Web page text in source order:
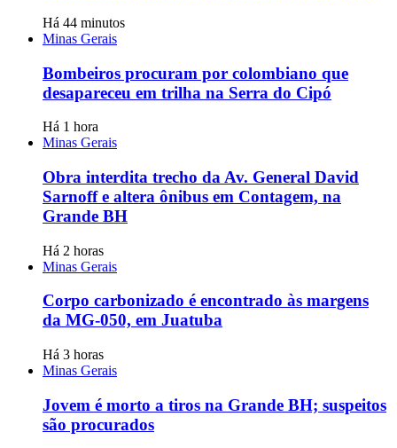
Há 44 minutos
Minas Gerais
Bombeiros procuram por colombiano que
desapareceu em trilha na Serra do Cipó
Há 1 hora
Minas Gerais
Obra interdita trecho da Av. General David
Sarnoff e altera ônibus em Contagem, na
Grande BH
Há 2 horas
Minas Gerais
Corpo carbonizado é encontrado às margens
da MG-050, em Juatuba
Há 3 horas
Minas Gerais
Jovem é morto a tiros na Grande BH; suspeitos
são procurados